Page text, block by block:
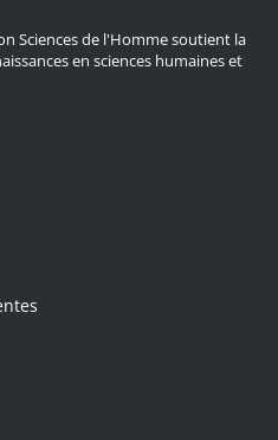
Sciences de l'Homme soutient la
en sciences humaines et